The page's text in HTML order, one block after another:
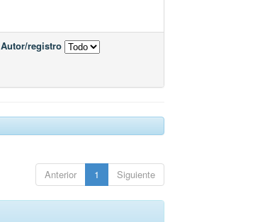
Autor/registro
Anterior 1 Siguiente